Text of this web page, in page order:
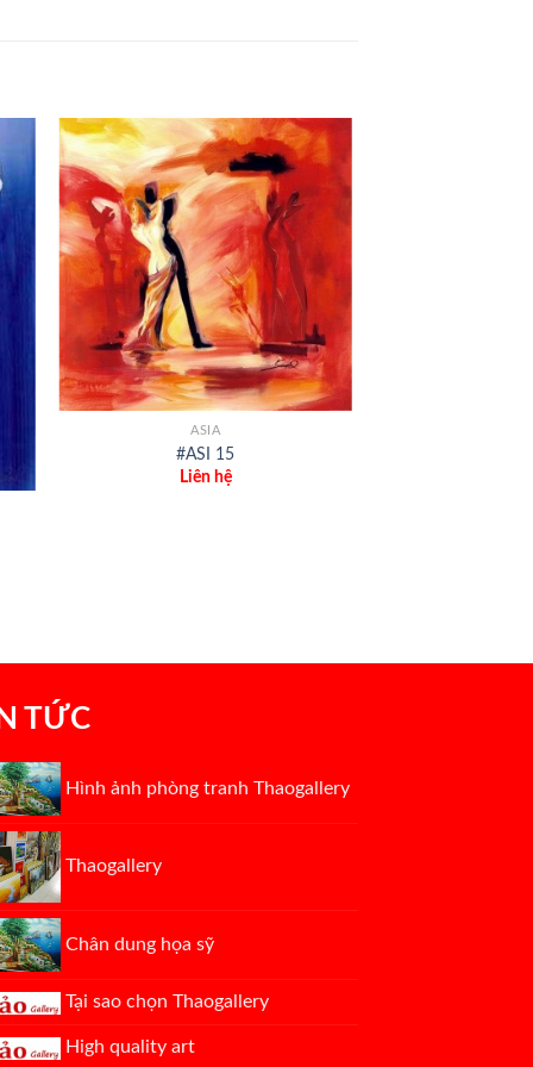
+
ASIA
#ASI 15
Liên hệ
TỨC
Hình ảnh phòng tranh Thaogallery
Thaogallery
Chân dung họa sỹ
Tại sao chọn Thaogallery
High quality art